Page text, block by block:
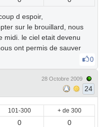
d espoir,
sur le brouillard, nous
midi. le ciel etait devenu
ont permis de sauver
0
28 Octobre 2009
24
101-300 + de 300
0 0